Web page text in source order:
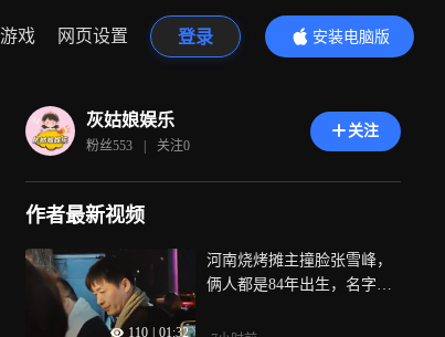
游戏 网页设置 登录
安装电脑版
内容更精彩
灰姑娘娱乐
粉丝553 | 关注0
关注
作者最新视频
110 01:32
河南烧烤摊主撞脸张雪峰，
俩人都是84年出生，名字竟